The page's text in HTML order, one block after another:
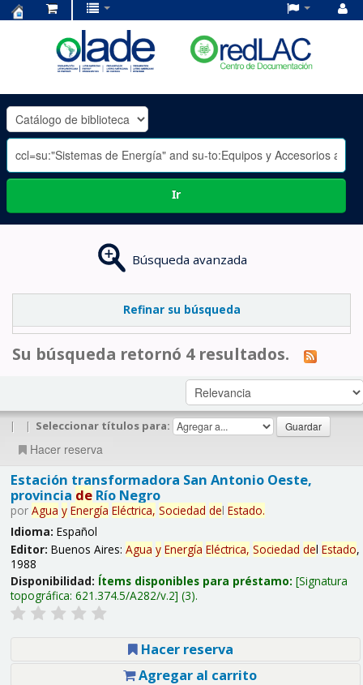
OLADE
-
Ir
Búsqueda avanzada
Refinar su búsqueda
Su búsqueda retornó 4 resultados.
| | Seleccionar títulos para:
Hacer reserva
Estación transformadora San Antonio Oeste,
provincia deRío Negro
por Agua y Energía Eléctrica, Sociedad del Estado.
Idioma: Español
Editor: Buenos Aires: Agua y Energía Eléctrica, Sociedad del Estado,
1988
Disponibilidad: Ítems disponibles para préstamo: Signatura
topográfica: 621.374.5/A282/v.2 (3).
Hacer reserva
Agregar al carrito